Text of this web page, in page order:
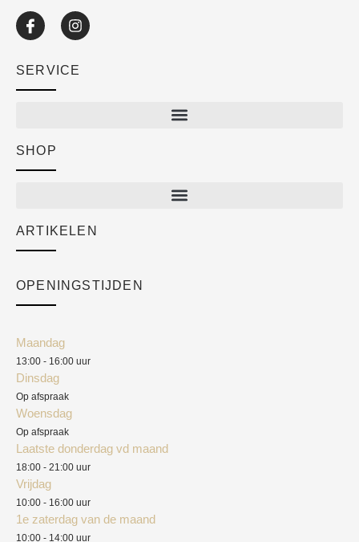
SERVICE
Academy
SHOP
ARTIKELEN
OPENINGSTIJDEN
Maandag
13:00 - 16:00 uur
Dinsdag
Op afspraak
Woensdag
Op afspraak
Laatste donderdag vd maand
18:00 - 21:00 uur
Vrijdag
10:00 - 16:00 uur
1e zaterdag van de maand
10:00 - 14:00 uur